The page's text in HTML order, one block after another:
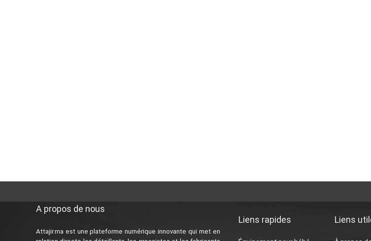
A propos de nous
Attajir.ma est une plateforme numérique innovante qui met en
Liens rapides Liens